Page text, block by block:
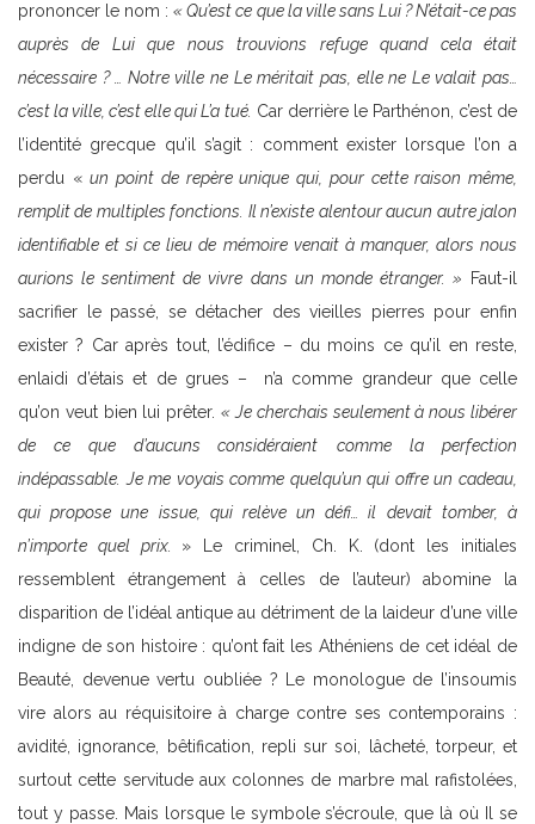
prononcer le nom :« Qu’est ce que la ville sans Lui ? N’était-ce pas
auprès de Lui que nous trouvions refuge quand cela était
nécessaire ? … Notre ville ne Le méritait pas, elle ne Le valait pas…
c’est la ville, c’est elle qui L’a tué. Car derrière le Parthénon, c’est de
l’identité grecque qu’il s’agit : comment exister lorsque l’on a
perdu «un point de repère unique qui, pour cette raison même,
remplit de multiples fonctions. Il n’existe alentour aucun autre jalon
identifiable et si ce lieu de mémoire venait à manquer, alors nous
aurions le sentiment de vivre dans un monde étranger. » Faut-il
sacrifier le passé, se détacher des vieilles pierres pour enfin
exister ? Car après tout, l’édifice – du moins ce qu’il en reste,
enlaidi d’étais et de grues – n’a comme grandeur que celle
qu’on veut bien lui prêter.« Je cherchais seulement à nous libérer
de ce que d’aucuns considéraient
comme la perfection
indépassable. Je me voyais comme quelqu’un qui offre un cadeau,
qui propose une issue, qui relève un défi… il devait tomber, à
n’importe quel prix. » Le criminel, Ch. K. (dont les initiales
ressemblent étrangement à celles de l’auteur) abomine la
disparition de l’idéal antique au détriment de la laideur d’une ville
indigne de son histoire : qu’ont fait les Athéniens de cet idéal de
Beauté, devenue vertu oubliée ? Le monologue de l’insoumis
vire alors au réquisitoire à charge contre ses contemporains :
avidité, ignorance, bêtification, repli sur soi, lâcheté, torpeur, et
surtout cette servitude aux colonnes de marbre mal rafistolées,
tout y passe. Mais lorsque le symbole s’écroule, que là où Il se